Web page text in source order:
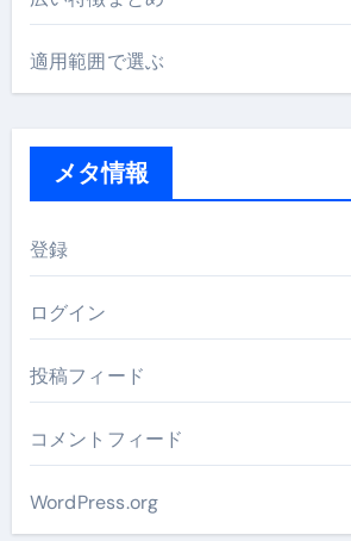
適用範囲で選ぶ
メタ情報
登録
ログイン
投稿フィード
コメントフィード
WordPress.org